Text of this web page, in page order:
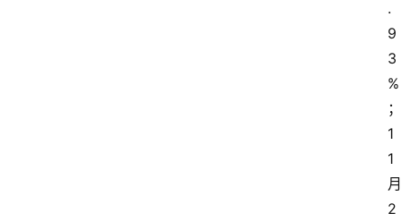
.
9
3
%
；
1
1
月
2